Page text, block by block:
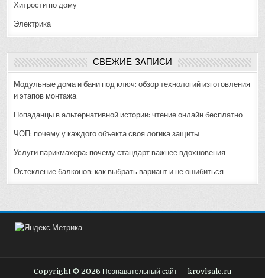
Хитрости по дому
Электрика
СВЕЖИЕ ЗАПИСИ
Модульные дома и бани под ключ: обзор технологий изготовления
и этапов монтажа
Попаданцы в альтернативной истории: чтение онлайн бесплатно
ЧОП: почему у каждого объекта своя логика защиты
Услуги парикмахера: почему стандарт важнее вдохновения
Остекление балконов: как выбрать вариант и не ошибиться
Copyright © 2026 Познавательный сайт — krovlsale.ru